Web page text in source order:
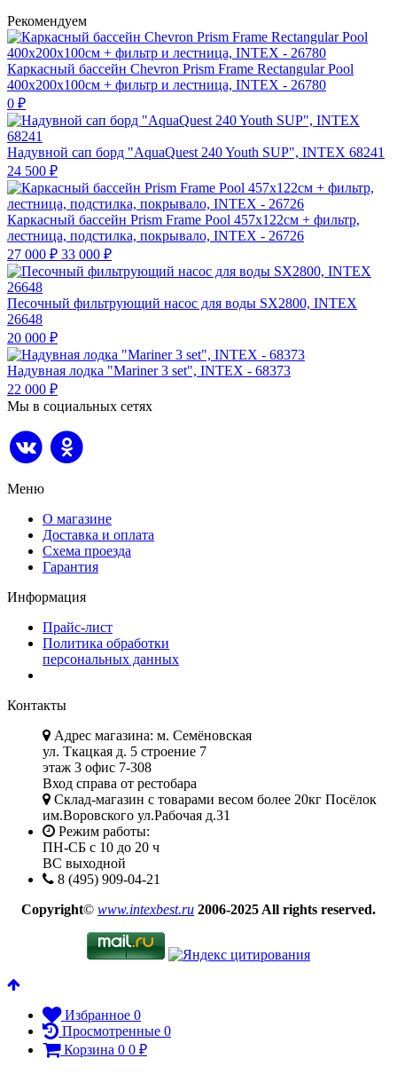
Рекомендуем
Каркасный бассейн Chevron Prism Frame Rectangular Pool
400х200х100см + фильтр и лестница, INTEX - 26780
0 ₽
Надувной сап борд "AquaQuest 240 Youth SUP", INTEX 68241
24 500 ₽
Каркасный бассейн Prism Frame Pool 457х122см + фильтр,
лестница, подстилка, покрывало, INTEX - 26726
27 000 ₽ 33 000 ₽
Песочный фильтрующий насос для воды SX2800, INTEX
26648
20 000 ₽
Надувная лодка "Mariner 3 set", INTEX - 68373
22 000 ₽
Мы в социальных сетях
Меню
О магазине
Доставка и оплата
Схема проезда
Гарантия
Информация
Прайс-лист
Политика обработки
персональных данных
Контакты
Адрес магазина: м. Семёновская
ул. Ткацкая д. 5 строение 7
этаж 3 офис 7-308
Вход справа от рестобара
Склад-магазин с товарами весом более 20кг Посёлок
им.Воровского ул.Рабочая д.31
Режим работы:
ПН-СБ с 10 до 20 ч
ВС выходной
8 (495) 909-04-21
Copyright© www.intexbest.ru 2006-2025 All rights reserved.
Избранное 0
Просмотренные 0
Корзина 0 0 ₽